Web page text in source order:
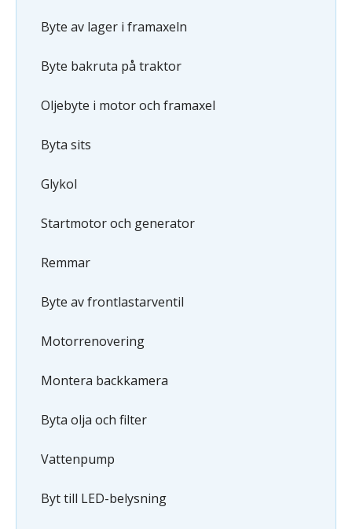
Byte av lager i framaxeln
Byte bakruta på traktor
Oljebyte i motor och framaxel
Byta sits
Glykol
Startmotor och generator
Remmar
Byte av frontlastarventil
Motorrenovering
Montera backkamera
Byta olja och filter
Vattenpump
Byt till LED-belysning